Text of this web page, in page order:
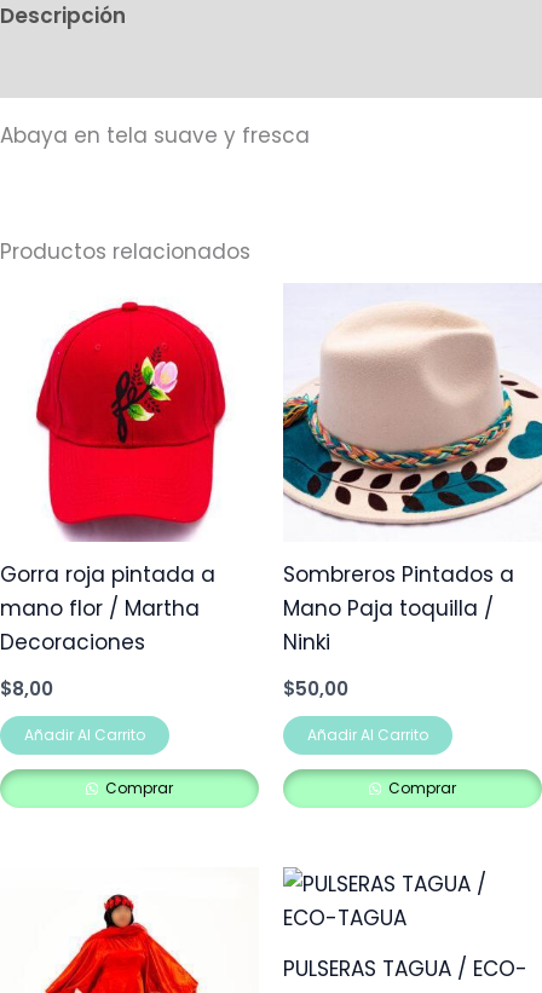
Descripción
Abaya en tela suave y fresca
Productos relacionados
Gorra roja pintada a
mano flor / Martha
Decoraciones
$8,00
Añadir Al Carrito
Comprar
Sombreros Pintados a
Mano Paja toquilla /
Ninki
$50,00
Añadir Al Carrito
Comprar
PULSERAS TAGUA / ECO-